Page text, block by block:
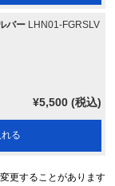
バーLHN01-FGRSLV
¥5,500 (税込)
る
更することがあります